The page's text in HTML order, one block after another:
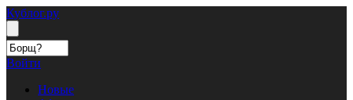
Кублог.ру
Войти
Новые